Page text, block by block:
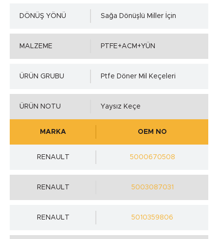
DÖNÜŞ YÖNÜ Sağa Dönüşlü Miller İçin
MALZEME PTFE+ACM+YÜN
ÜRÜN GRUBU Ptfe Döner Mil Keçeleri
ÜRÜN NOTU Yaysız Keçe
MARKA OEM NO
RENAULT 5000670508
RENAULT 5003087031
RENAULT 5010359806